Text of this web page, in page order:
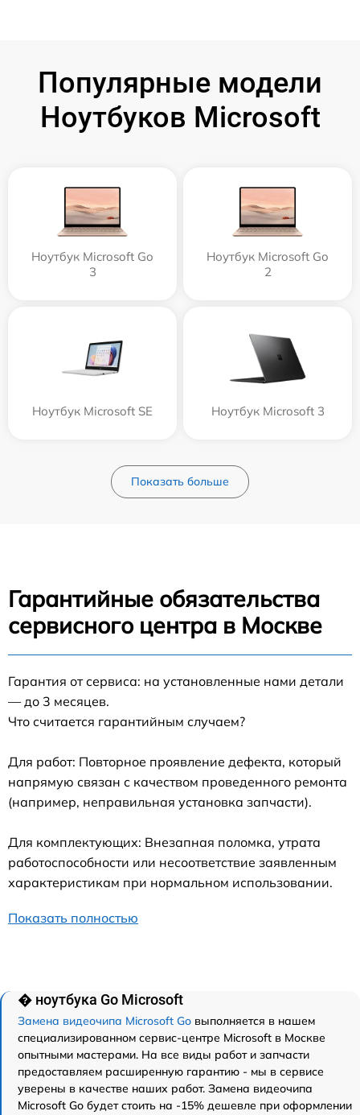
Популярные модели
Ноутбуков Microsoft
Ноутбук Microsoft Go
3
Ноутбук Microsoft Go
2
Ноутбук Microsoft SE Ноутбук Microsoft 3
Показать больше
Гарантийные обязательства
сервисного центра в Москве
Гарантия от сервиса: на установленные нами детали
— до 3 месяцев.
Что считается гарантийным случаем?
Для работ: Повторное проявление дефекта, который
напрямую связан с качеством проведенного ремонта
(например, неправильная установка запчасти).
Для комплектующих: Внезапная поломка, утрата
работоспособности или несоответствие заявленным
характеристикам при нормальном использовании.
Показать полностью
� ноутбука Go Microsoft
Замена видеочипа Microsoft Go выполняется в нашем
специализированном сервис-центре Microsoft в Москве
опытными мастерами. На все виды работ и запчасти
предоставляем расширенную гарантию - мы в сервисе
уверены в качестве наших работ. Замена видеочипа
Microsoft Go будет стоить на -15% дешевле при оформлении